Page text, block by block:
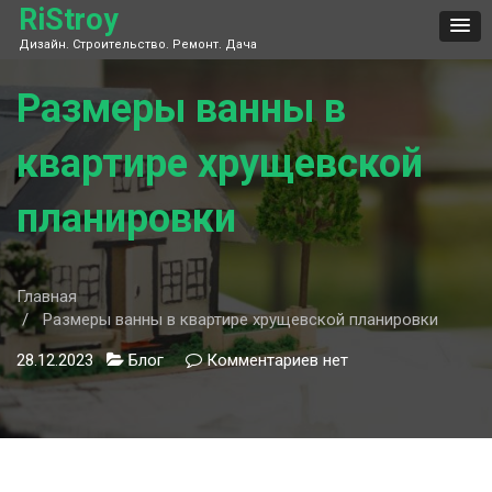
Skip
content
RiStroy
Дизайн. Строительство. Ремонт. Дача
Размеры ванны в
квартире хрущевской
планировки
Главная
Размеры ванны в квартире хрущевской планировки
28.12.2023 Блог Комментариев кнет